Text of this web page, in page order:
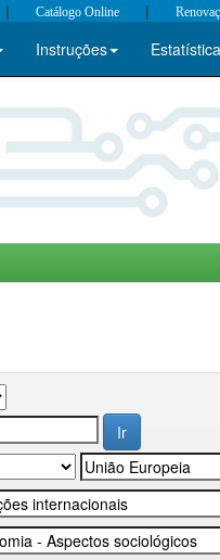
| Catálogo Online |
Instruções